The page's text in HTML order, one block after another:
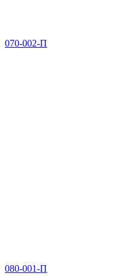
070-002-П
080-001-П